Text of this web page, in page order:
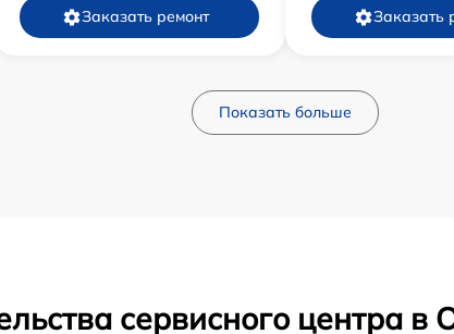
Заказать ремонт Заказать
Показать больше
сервисного центра в